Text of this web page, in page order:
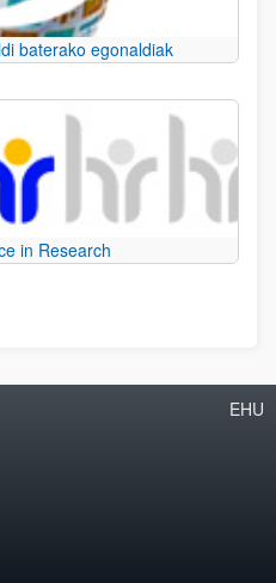
baterako egonaldiak
in Research
EHU